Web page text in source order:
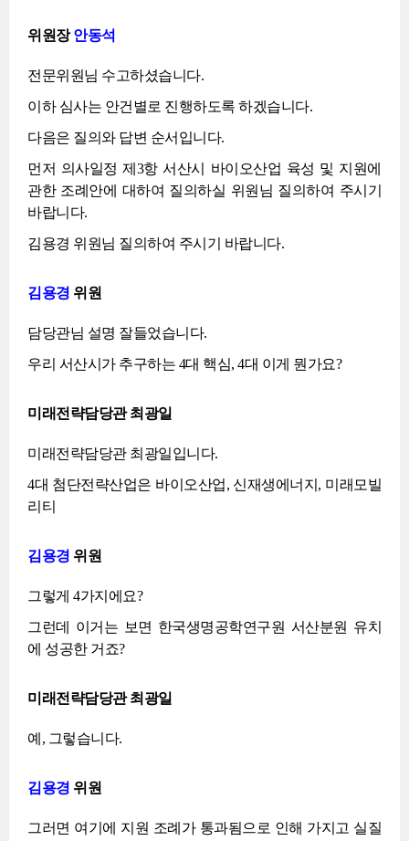
위원장안동석
전문위원님 수고하셨습니다.
이하 심사는 안건별로 진행하도록 하겠습니다.
다음은 질의와 답변 순서입니다.
먼저 의사일정 제3항 서산시 바이오산업 육성 및 지원에
관한 조례안에 대하여 질의하실 위원님 질의하여 주시기
바랍니다.
김용경 위원님 질의하여 주시기 바랍니다.
김용경 위원
담당관님 설명 잘들었습니다.
우리 서산시가 추구하는 4대 핵심, 4대 이게 뭔가요?
미래전략담당관 최광일
미래전략담당관 최광일입니다.
4대 첨단전략산업은 바이오산업, 신재생에너지, 미래모빌
리티
김용경 위원
그렇게 4가지에요?
그런데 이거는 보면 한국생명공학연구원 서산분원 유치
에 성공한 거죠?
미래전략담당관 최광일
예, 그렇습니다.
김용경 위원
그러면 여기에 지원 조례가 통과됨으로 인해 가지고 실질